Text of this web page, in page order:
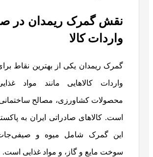
نقش گمرک ریمدان در
واردات کالا
گمرک ریمدان یکی از بهترین نقاط
واردات کالاهایی مانند مواد
محصولات کشاورزی، مصالح
است. کالاهای صادراتی ایران به
این گمرک شامل میوه و
سوخت مایع و گاز، و مواد غذایی است.